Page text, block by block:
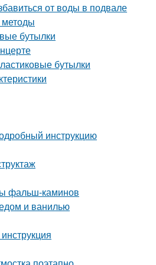
от воды в подвале
бутылки
бутылки
инструкцию
фальш-каминов
и ванилью